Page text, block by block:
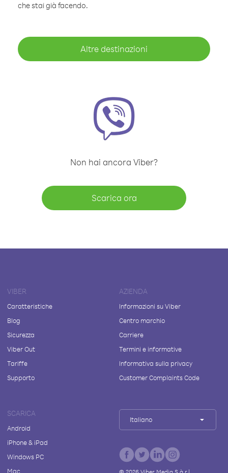
che stai già facendo.
Altre destinazioni
Non hai ancora Viber?
Scarica ora
VIBER
Caratteristiche
Blog
Sicurezza
Viber Out
Tariffe
Supporto
AZIENDA
Informazioni su Viber
Centro marchio
Carriere
Termini e informative
Informativa sulla privacy
Customer Complaints Code
SCARICA
Android
iPhone & iPad
Windows PC
Mac
Italiano